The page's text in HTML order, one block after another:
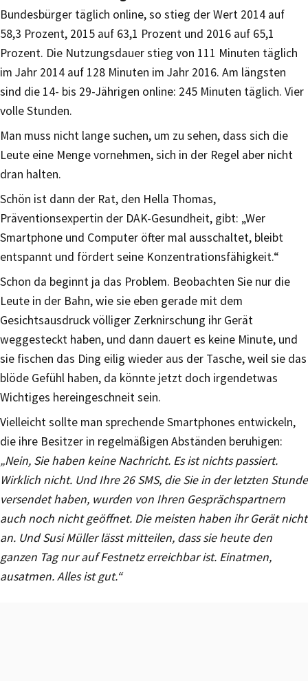
Bundesbürger täglich online, so stieg der Wert 2014 auf
58,3 Prozent, 2015 auf 63,1 Prozent und 2016 auf 65,1
Prozent. Die Nutzungsdauer stieg von 111 Minuten täglich
im Jahr 2014 auf 128 Minuten im Jahr 2016. Am längsten
sind die 14- bis 29-Jährigen online: 245 Minuten täglich. Vier
volle Stunden.
Man muss nicht lange suchen, um zu sehen, dass sich die
Leute eine Menge vornehmen, sich in der Regel aber nicht
dran halten.
Schön ist dann der Rat, den Hella Thomas,
Präventionsexpertin der DAK-Gesundheit, gibt: „Wer
Smartphone und Computer öfter mal ausschaltet, bleibt
entspannt und fördert seine Konzentrationsfähigkeit.“
Schon da beginnt ja das Problem. Beobachten Sie nur die
Leute in der Bahn, wie sie eben gerade mit dem
Gesichtsausdruck völliger Zerknirschung ihr Gerät
weggesteckt haben, und dann dauert es keine Minute, und
sie fischen das Ding eilig wieder aus der Tasche, weil sie das
blöde Gefühl haben, da könnte jetzt doch irgendetwas
Wichtiges hereingeschneit sein.
Vielleicht sollte man sprechende Smartphones entwickeln,
die ihre Besitzer in regelmäßigen Abständen beruhigen:
„Nein, Sie haben keine Nachricht. Es ist nichts passiert.
Wirklich nicht. Und Ihre 26 SMS, die Sie in der letzten Stunde
versendet haben, wurden von Ihren Gesprächspartnern
auch noch nicht geöffnet. Die meisten haben ihr Gerät nicht
an. Und Susi Müller lässt mitteilen, dass sie heute den
ganzen Tag nur auf Festnetz erreichbar ist. Einatmen,
ausatmen. Alles ist gut.“